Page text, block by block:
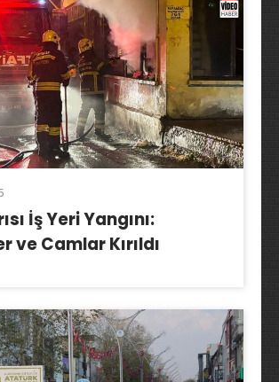
İş Yeri Yangını:
ve Camlar Kırıldı